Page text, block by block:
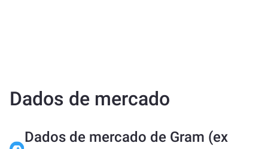
Dados de mercado
Dados de mercado de Gram (ex